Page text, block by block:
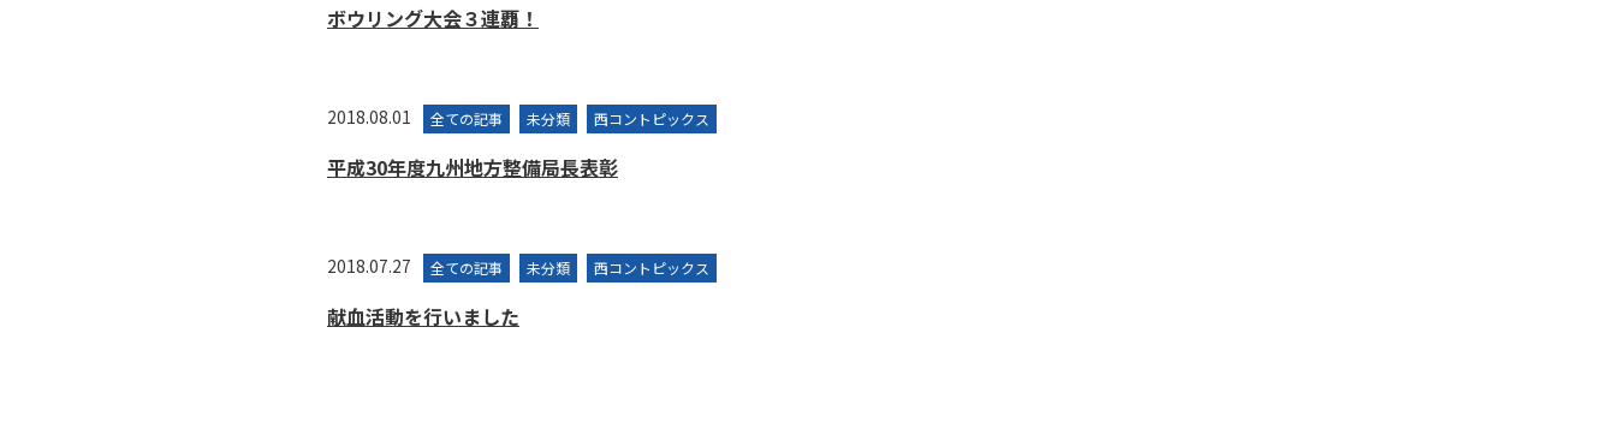
ボウリング大会３連覇！
2018.08.01 全ての記事 未分類 西コントピックス
平成30年度九州地方整備局長表彰
2018.07.27 全ての記事 未分類 西コントピックス
献血活動を行いました